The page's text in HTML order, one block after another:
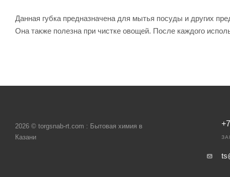
Данная губка предназначена для мытья посуды и других
Она также полезна при чистке овощей. После каждого
2026 © torgsnab-rt.com : Бытовая химия в
Казани